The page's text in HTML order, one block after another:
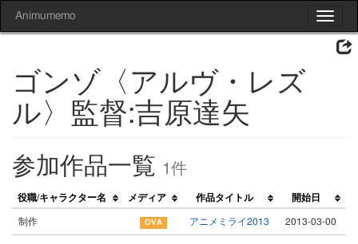
Toggle
Animumemo
ゴンゾ〈アルヴ・レズ
ル〉監督:吉原達矢
参加作品一覧 1件
役職/キャラクター名 メディア 作品タイトル 開始日
制作 アニメミライ2013 2013-03-00